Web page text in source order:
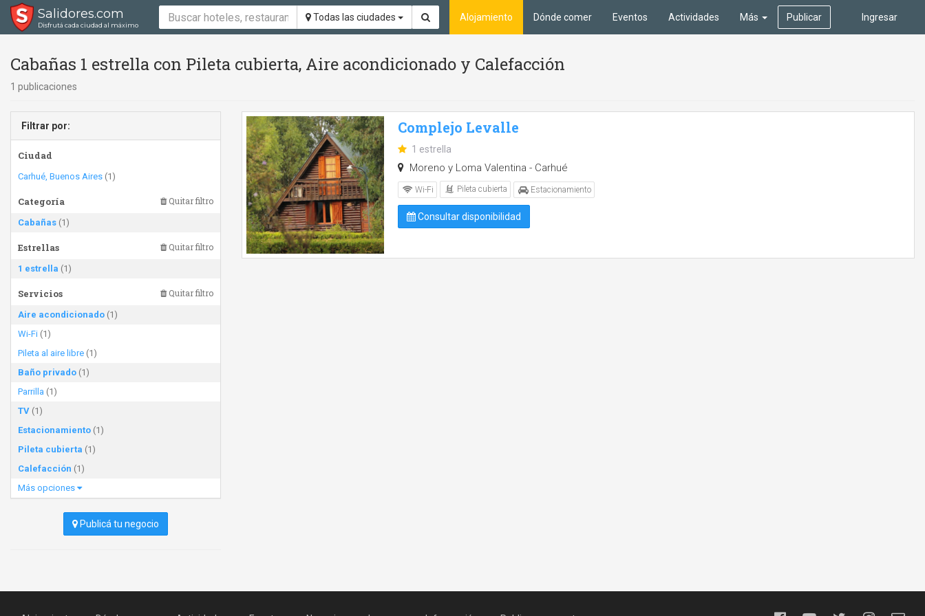
Salidores.com
Disfrutá cada ciudad al máximo
Todas las ciudades Ingresar
Alojamiento Dónde comer Eventos Actividades Más Publicar
Cabañas 1 estrella con Pileta cubierta, Aire acondicionado y Calefacción
1 publicaciones
Filtrar por:
Ciudad
Carhué, Buenos Aires (1)
Categoría Quitar filtro
Cabañas (1)
Estrellas Quitar filtro
1 estrella (1)
Servicios Quitar filtro
Aire acondicionado (1)
Wi-Fi (1)
Pileta al aire libre (1)
Baño privado (1)
Parrilla (1)
TV (1)
Estacionamiento (1)
Pileta cubierta (1)
Calefacción (1)
Más opciones
Publicá tu negocio
Complejo Levalle
1 estrella
Moreno y Loma Valentina - Carhué
Wi-Fi Pileta cubierta Estacionamiento
Consultar disponibilidad